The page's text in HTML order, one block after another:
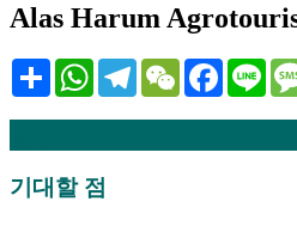
Alas Harum
Share WhatsAppTelegramWeChatFacebook
기대할 점